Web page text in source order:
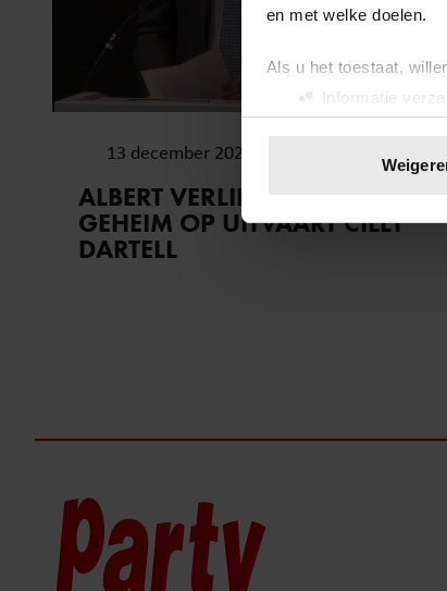
en met welke doelen.
Als u het toestaat,
Informatie
Uw apparaat
toestemming op elk
We gebruiken cookies
13 december 2023
ALBERT VERLINDE VERKLAPT
GEHEIM OP UITVAART CILLY
DARTELL